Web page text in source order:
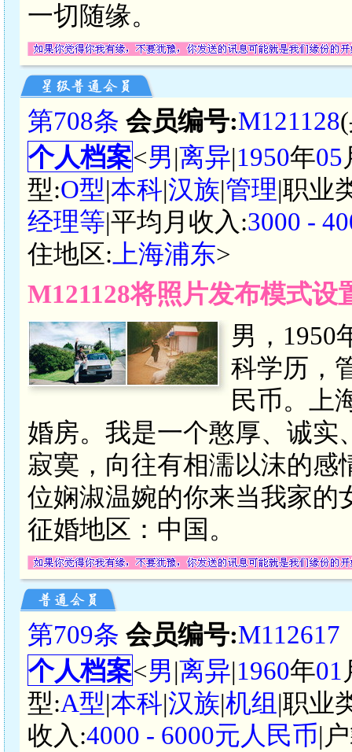
一切随缘。
第708条 会员编号:M121128
个人档案<男|离异|1950年05
型:O型|本科|汉族|管理|职业
经理等|平均月收入:3000 -
住地区: 上海浦东>
M121128将照片发布模式
男，1950
科学历，
民币。上
婚房。我是一个憨厚、诚实
寂寞，向往有相濡以沫的
位娴淑温婉的你来当我家的
征婚地区：中国。
第709条 会员编号:M112617
个人档案<男|离异|1960年01
型:A型|本科|汉族|机组 |职业
收入:4000 - 6000元人民币|